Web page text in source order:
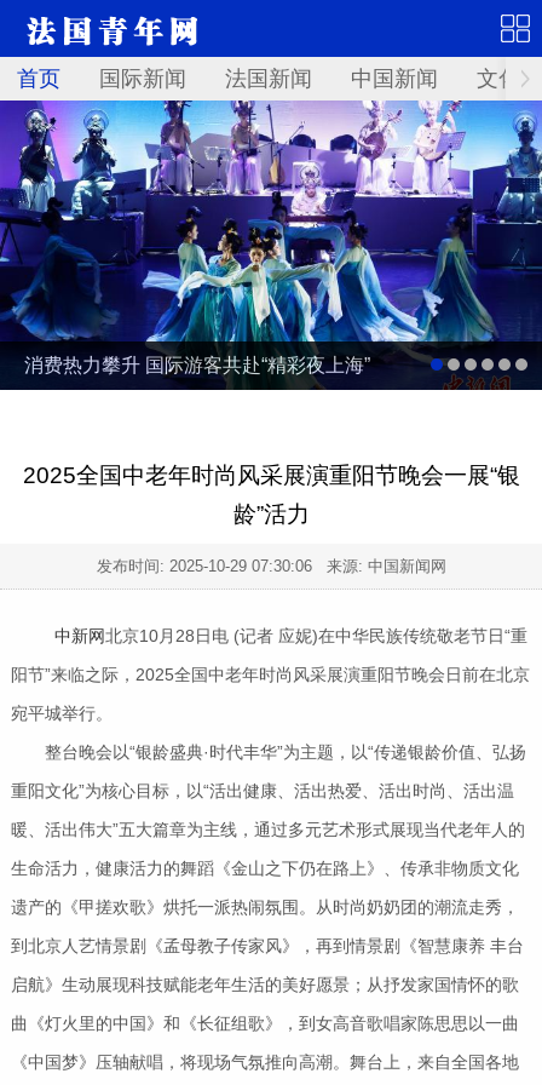
首页 国际新闻 法国新闻 中国新闻 文化
消费热力攀升 国际游客共赴“精彩夜上海”
2025全国中老年时尚风采展演重阳节晚会一展“银
龄”活力
发布时间: 2025-10-29 07:30:06来源: 中国新闻网
中新网北京10月28日电 (记者 应妮)在中华民族传统敬老节日“重
阳节”来临之际，2025全国中老年时尚风采展演重阳节晚会日前在北京
宛平城举行。
整台晚会以“银龄盛典·时代丰华”为主题，以“传递银龄价值、弘扬
重阳文化”为核心目标，以“活出健康、活出热爱、活出时尚、活出温
暖、活出伟大”五大篇章为主线，通过多元艺术形式展现当代老年人的
生命活力，健康活力的舞蹈《金山之下仍在路上》、传承非物质文化
遗产的《甲搓欢歌》烘托一派热闹氛围。从时尚奶奶团的潮流走秀，
到北京人艺情景剧《孟母教子传家风》，再到情景剧《智慧康养 丰台
启航》生动展现科技赋能老年生活的美好愿景；从抒发家国情怀的歌
曲《灯火里的中国》和《长征组歌》，到女高音歌唱家陈思思以一曲
《中国梦》压轴献唱，将现场气氛推向高潮。舞台上，来自全国各地